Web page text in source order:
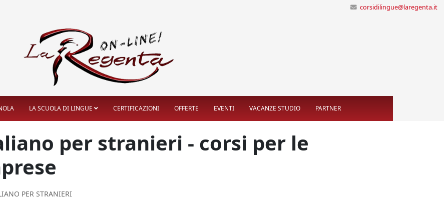
corsidilingue@laregenta.it
LA SCUOLA DI LINGUE CERTIFICAZIONI OFFERTE EVENTI VACANZE STUDIO PARTNER
per stranieri - corsi per le
PER STRANIERI